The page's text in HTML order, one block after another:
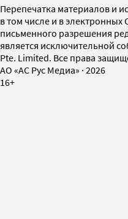
Перепечатка материалов и
в том числе и в
письменного разрешения
является исключительной
Pte. Limited. Все права
AO «АС Рус Медиа» · 2026
16+